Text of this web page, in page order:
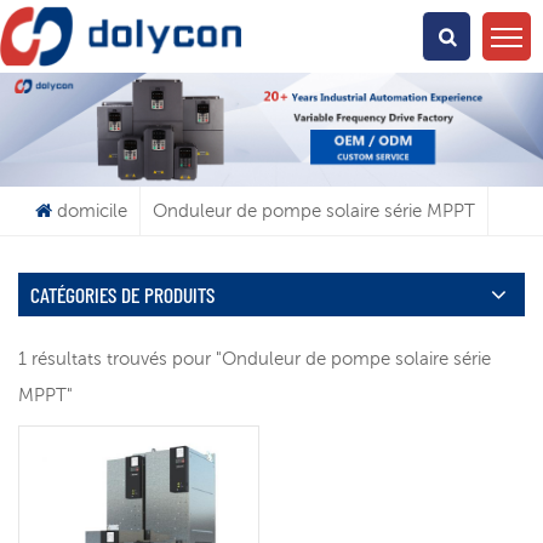
Que Cherchez-Vous?
domicile Onduleur de pompe solaire série MPPT
CATÉGORIES DE PRODUITS
1 résultats trouvés pour "Onduleur de pompe solaire série
MPPT"